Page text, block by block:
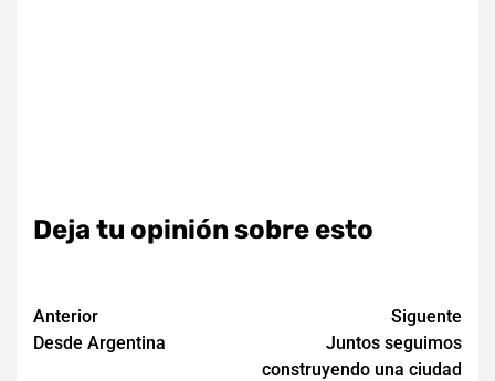
Deja tu opinión sobre esto
Navegación
de
Anterior
Desde Argentina
Siguente
Juntos seguimos
construyendo una ciudad